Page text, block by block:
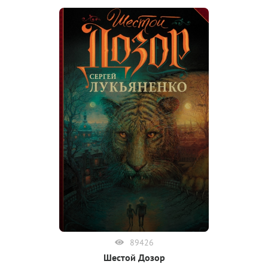
89426
Шестой Дозор